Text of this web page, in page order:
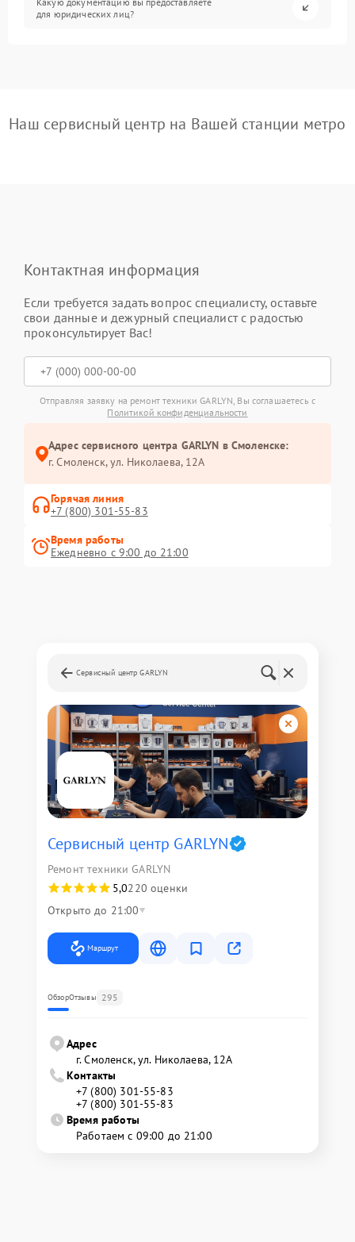
для юридических лиц?
Наш сервисный центр на Вашей станции метро
Контактная информация
Если требуется задать вопрос специалисту, оставьте
свои данные и дежурный специалист с радостью
проконсультирует Вас!
Отправляя заявку на ремонт техники GARLYN, Вы соглашаетесь с
Политикой конфиденциальности
Адрес сервисного центра GARLYN в Смоленске:
г. Смоленск, ул. Николаева, 12А
Горячая линия
+7 (800) 301-55-83
Время работы
Ежедневно с 9:00 до 21:00
Сервисный центр GARLYN
Сервисный центр GARLYN
Ремонт техники GARLYN
5,0220 оценки
Открыто до 21:00
Маршрут
ОбзорОтзывы 295
Адрес
г. Смоленск, ул. Николаева, 12А
Контакты
+7 (800) 301-55-83
+7 (800) 301-55-83
Время работы
Работаем с 09:00 до 21:00